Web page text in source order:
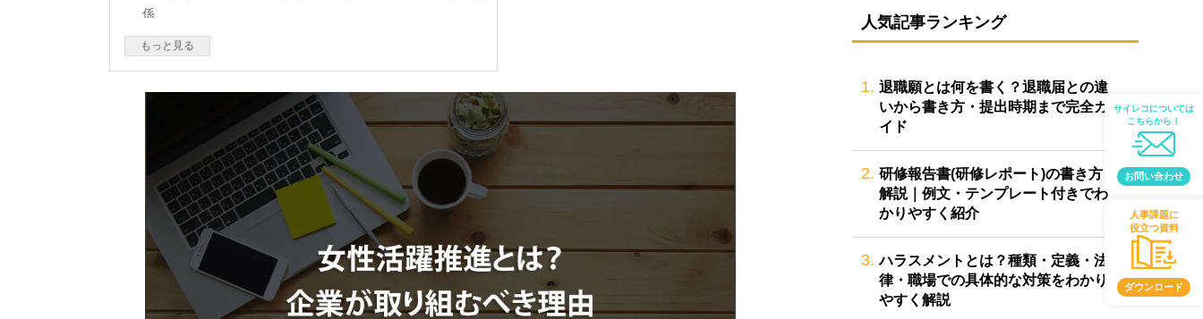
サイレコについては
こちらから！
お問い合わせ
人事課題に
役立つ資料
ダウンロード
係
2. 女性活躍推進が求められる背景
2-1. 日本のジェンダーギャップは国際的に見ても課題が大き
い
2-2. 女性の労働参加は進む一方、管理職比率は伸び悩んでい
2-3. 少子高齢化・人手不足への対応として重要性が高まって
いる
3. 女性活躍推進に関する法律・開示義務
3-1. 女性活躍推進法で企業に求められる対応
3-2. 101人以上の企業は行動計画策定・情報公表が義務
3-3. 男女間賃金差異・女性管理職比率の公表義務が拡大
もっと見る
人気記事ランキング
1. 退職願とは何を書く？退職届との違
いから書き方・提出時期まで完全ガ
イド
2. 研修報告書(研修レポート)の書き方を
解説｜例文・テンプレート付きでわ
かりやすく紹介
3. ハラスメントとは？種類・定義・法
律・職場での具体的な対策をわかり
やすく解説